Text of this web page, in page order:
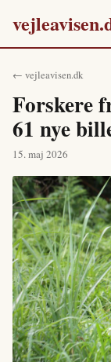
← vejleavisen.dk
Forskere
61 nye
15. maj 2026